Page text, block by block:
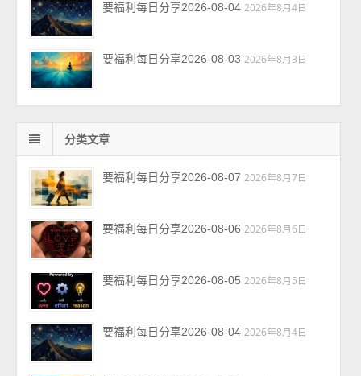
要福利每日分享2026-08-04 2026年8月4日
要福利每日分享2026-08-03 2026年8月3日
分类文章
要福利每日分享2026-08-07 2026年8月7日
要福利每日分享2026-08-06 2026年8月6日
要福利每日分享2026-08-05 2026年8月5日
要福利每日分享2026-08-04 2026年8月4日